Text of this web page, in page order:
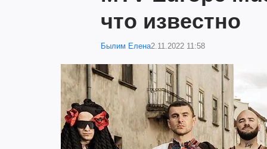
что известно
Былим Елена2.11.2022 11:58